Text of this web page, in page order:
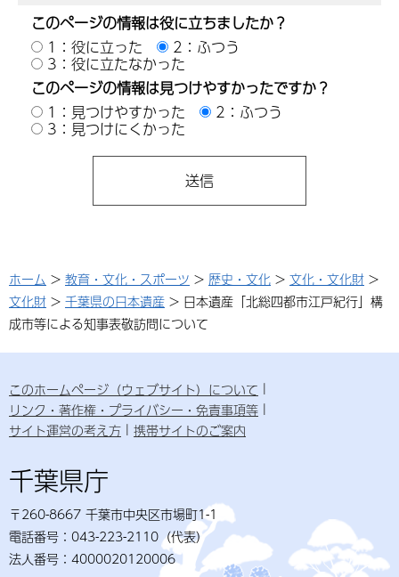
このページの情報は役に立ちましたか？
1：役に立った
2：ふつう
3：役に立たなかった
このページの情報は見つけやすかったですか？
1：見つけやすかった
2：ふつう
3：見つけにくかった
ホーム > 教育・文化・スポーツ > 歴史・文化 > 文化・文化財 >
文化財 > 千葉県の日本遺産 > 日本遺産「北総四都市江戸紀行」構
成市等による知事表敬訪問について
このホームページ（ウェブサイト）について
リンク・著作権・プライバシー・免責事項等
サイト運営の考え方
携帯サイトのご案内
千葉県庁
〒260-8667 千葉市中央区市場町1-1
電話番号：043-223-2110（代表）
法人番号：4000020120006